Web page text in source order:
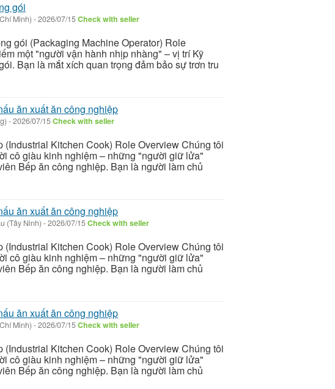
gói
Minh) -2026/07/15Check with seller
gói (Packaging Machine Operator) Role
một "người vận hành nhịp nhàng" – vị trí Kỹ
Bạn là mắt xích quan trọng đảm bảo sự trơn tru
ăn xuất ăn công nghiệp
-2026/07/15Check with seller
Kitchen Cook) Role Overview Chúng tôi
cô giàu kinh nghiệm – những "người giữ lửa"
Bếp ăn công nghiệp. Bạn là người làm chủ
ăn xuất ăn công nghiệp
(Tây Ninh) -2026/07/15Check with seller
Kitchen Cook) Role Overview Chúng tôi
cô giàu kinh nghiệm – những "người giữ lửa"
Bếp ăn công nghiệp. Bạn là người làm chủ
ăn xuất ăn công nghiệp
Minh) -2026/07/15Check with seller
Kitchen Cook) Role Overview Chúng tôi
cô giàu kinh nghiệm – những "người giữ lửa"
Bếp ăn công nghiệp. Bạn là người làm chủ